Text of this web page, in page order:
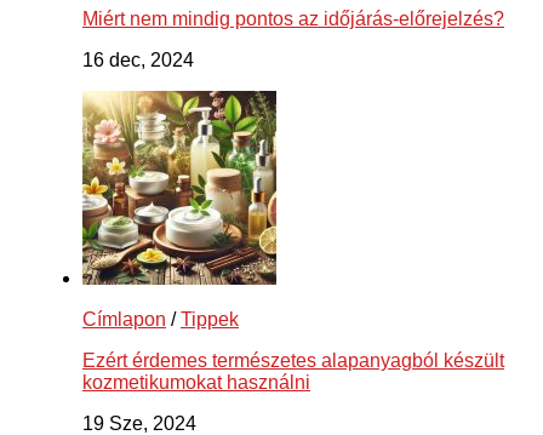
Miért nem mindig pontos az időjárás-előrejelzés?
16 dec, 2024
Címlapon /Tippek
Ezért érdemes természetes alapanyagból készült
kozmetikumokat használni
19 Sze, 2024